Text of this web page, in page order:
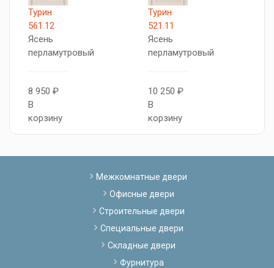
Турин
561.12
Ясень
перламутровый
8 950 ₽
В
корзину
Турин
521.11
Ясень
перламутровый
10 250 ₽
В
корзину
Межкомнатные двери
Офисные двери
Строительные двери
Специальные двери
Складные двери
Фурнитура